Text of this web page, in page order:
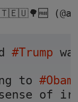
#Trump
to
of